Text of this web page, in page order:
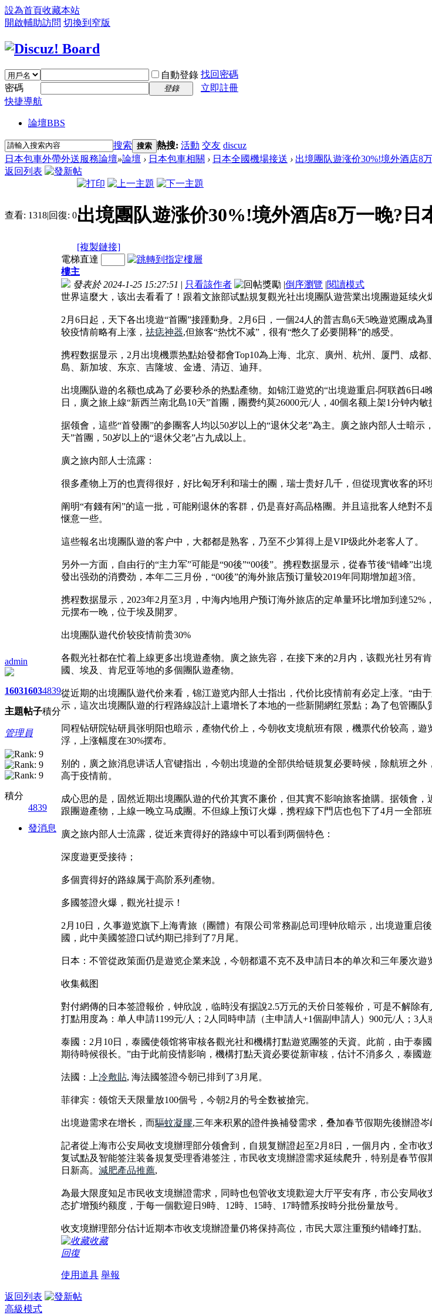
設為首頁收藏本站
開啟輔助訪問 切換到窄版
自動登錄 找回密碼
密碼
登錄
立即註冊
快捷導航
論壇BBS
搜索 搜索 熱搜: 活動 交友 discuz
日本包車外帶外送服務論壇»論壇 › 日本包車相關 › 日本全國機場接送 › 出境團队遊涨价30%!境外酒店8
返回列表
查看: 1318|回復: 0出境團队遊涨价30%!境外酒店8万一晚?日
[複製鏈接]
admin
1603
主題
1603
帖子
4839
積分
管理員
積分
4839
發消息
電梯直達
樓主
發表於 2024-1-25 15:27:51 | 只看該作者 |倒序瀏覽 |閱讀模式
世界這麼大，该出去看看了！跟着文旅部试點規复觀光社出境團队遊营業出境團遊延续火
2月6日起，天下各出境遊“首團”接踵動身。2月6日，一個24人的普吉島6天5晚遊览團成
较疫情前略有上涨， 祛痣神器,但旅客“热忱不减”，很有“憋久了必要開释”的感受。
携程数据显示，2月出境機票热點始發都會Top10為上海、北京、廣州、杭州、厦門、成
島、新加坡、东京、吉隆坡、金邊、清迈、迪拜。
出境團队遊的名额也成為了必要秒杀的热點產物。如锦江遊览的“出境遊重启-阿联酋6日
日，廣之旅上線“新西兰南北島10天”首團，團费约莫26000元/人，40個名额上架1分钟内敏
据领會，這些“首發團”的参團客人均以50岁以上的“退休父老”為主。廣之旅内部人士暗
天”首團，50岁以上的“退休父老”占九成以上。
廣之旅内部人士流露：
很多產物上万的也賣得很好，好比匈牙利和瑞士的團，瑞士贵好几千，但從現實收客的环
阐明“有錢有闲”的這一批，可能刚退休的客群，仍是喜好高品格團。并且這批客人绝對
惬意一些。
這些報名出境團队遊的客户中，大都都是熟客，乃至不少算得上是VIP级此外老客人了。
另外一方面，自由行的“主力军”可能是“90後”“00後”。携程数据显示，從春节後“错峰”
發出强劲的消费劲，本年二三月份，“00後”的海外旅店预订量较2019年同期增加超3倍。
携程数据显示，2023年2月至3月，中海内地用户预订海外旅店的定单量环比增加到達
元摆布一晚，位于埃及開罗。
出境團队遊代价较疫情前贵30%
各觀光社都在忙着上線更多出境遊產物。廣之旅先容，在接下来的2月内，该觀光社另
國、埃及、肯尼亚等地的多個團队遊產物。
從近期的出境團队遊代价来看，锦江遊览内部人士指出，代价比疫情前有必定上涨。“
示，這次出境團队遊的行程路線設計上還增长了本地的一些新開網红景點；為了包管團队
同程钻研院钻研員张明阳也暗示，產物代价上，今朝收支境航班有限，機票代价较高，
浮，上涨幅度在30%摆布。
别的，廣之旅消息讲话人官键指出，今朝出境遊的全部供给链規复必要時候，除航班之
高于疫情前。
成心思的是，固然近期出境團队遊的代价其實不廉价，但其實不影响旅客搶購。据领會，
跟團遊產物，上線一晚立马成團。不但線上预订火爆，携程線下門店也包下了4月一全部班
廣之旅内部人士流露，從近来賣得好的路線中可以看到两個特色：
深度遊更受接待；
多個賣得好的路線属于高阶系列產物。
多國签證火爆，觀光社提示！
2月10日，久事遊览旗下上海青旅（團體）有限公司常務副总司理钟欣暗示，出境遊重
國，此中美國签證口试约期已排到了7月尾。
日本：不管從政策面仍是遊览企業来說，今朝都還不克不及申請日本的单次和三年屡次遊
收集截图
對付網傳的日本签證報价，钟欣說，临時没有据說2.5万元的天价日签報价，可是不解除
打點用度為：单人申請1199元/人；2人同時申請（主申請人+1個副申請人）900元/人；3
泰國：2月10日，泰國使领馆将审核各觀光社和機構打點遊览團签的天資。此前，由于
期待時候很长。”由于此前疫情影响，機構打點天資必要從新审核，估计不消多久，泰國
法國：上冷敷貼, 海法國签證今朝已排到了3月尾。
菲律宾：领馆天天限量放100個号，今朝2月的号全数被搶完。
出境遊需求在增长，而驅蚊凝膠,三年来积累的證件换補發需求，叠加春节假期先後辦證
記者從上海市公安局收支境辦理部分领會到，自規复辦證起至2月8日，一個月内，全市
复试點及智能签注装备規复受理香港签注，市民收支境辦證需求延续爬升，特别是春节
日新高。 減肥產品推薦,
為最大限度知足市民收支境辦證需求，同時也包管收支境歡迎大厅平安有序，市公安局
态扩增预约额度，于每一個歡迎日9時、12時、15時、17時體系按時分批份量放号。
收支境辦理部分估计近期本市收支境辦證量仍将保持高位，市民大眾注重预约错峰打點。
收藏
回復
使用道具 舉報
返回列表
高級模式